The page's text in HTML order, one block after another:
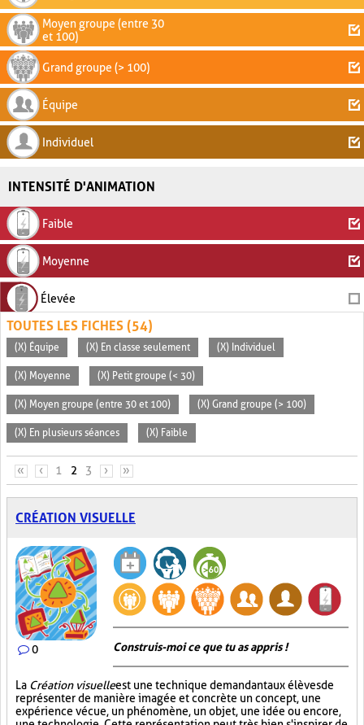
Moyen groupe (entre 30
et 100)
Grand groupe (> 100)
Équipe
Individuel
INTENSITÉ D'ANIMATION
Faible
Moyenne
Élevée
TOUTES LES FICHES (54)
(X) Équipe (X) En classe seulement (X) Individuel
(X) Moyenne (X) Petit groupe (< 30)
(X) Moyen groupe (entre 30 et 100) (X) Grand groupe (> 100)
(X) En plusieurs séances (X) Faible
PAGES
« ‹ 1 2 3 › »
CRÉATION VISUELLE
0 Construis-moi ce que tu as appris !
La Création visuelleest une technique demandant aux élèves de
représenter de manière imagée et concrète un concept, une
expérience vécue, un phénomène, un objet, une idée ou encore,